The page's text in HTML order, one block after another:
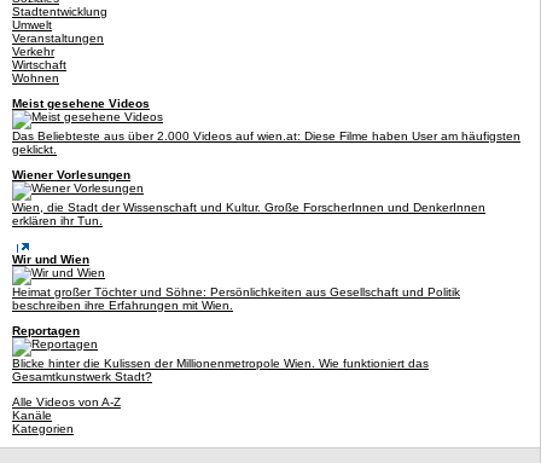
Stadtentwicklung
Umwelt
Veranstaltungen
Verkehr
Wirtschaft
Wohnen
Meist gesehene Videos
Das Beliebteste aus über 2.000 Videos auf wien.at: Diese Filme haben User am häufigsten
geklickt.
Wiener Vorlesungen
Wien, die Stadt der Wissenschaft und Kultur. Große ForscherInnen und DenkerInnen
erklären ihr Tun.
Wir und Wien
Heimat großer Töchter und Söhne: Persönlichkeiten aus Gesellschaft und Politik
beschreiben ihre Erfahrungen mit Wien.
Reportagen
Blicke hinter die Kulissen der Millionenmetropole Wien. Wie funktioniert das
Gesamtkunstwerk Stadt?
Alle Videos von A-Z
Kanäle
Kategorien